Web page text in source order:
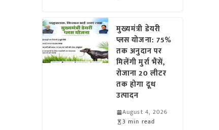
मुख्यमंत्री डेयरी
प्लस योजना: 75%
तक अनुदान पर
मिलेंगी मुर्रा भैंसें,
रोजाना 20 लीटर
तक होगा दूध
उत्पादन
August 4, 2026
3 min read